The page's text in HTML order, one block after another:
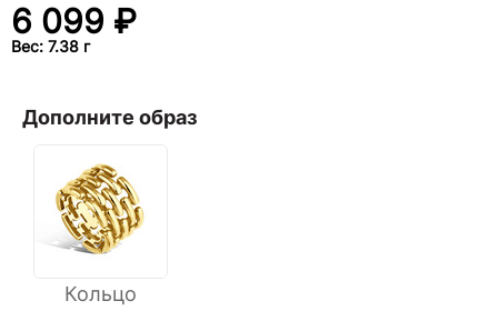
6 099 ₽
Вес: 7.38 г
Дополните образ
Кольцо